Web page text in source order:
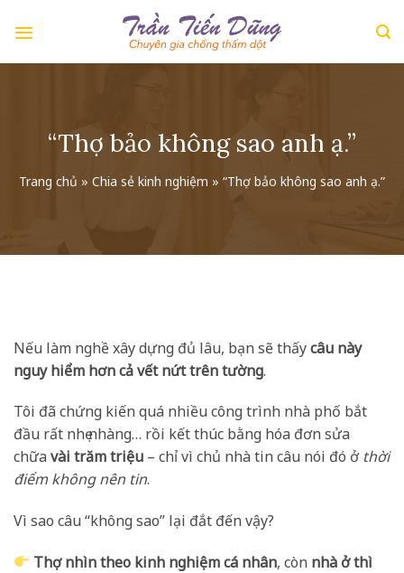
“Thợ bảo không sao anh ạ.”
Trang chủ » Chia sẻ kinh nghiệm » “Thợ bảo không sao anh ạ.”
Nếu làm nghề xây dựng đủ lâu, bạn sẽ thấycâu này
nguy hiểm hơn cả vết nứt trên tường.
Tôi đã chứng kiến quá nhiều công trình nhà phố bắt
đầu rất nhẹ nhàng… rồi kết thúc bằng hóa đơn sửa
chữa vài trăm triệu – chỉ vì chủ nhà tin câu nói đó ở thời
điểm không nên tin.
Vì sao câu “không sao” lại đắt đến vậy?
Thợ nhìn theo kinh nghiệm cá nhân, còn nhà ở thì